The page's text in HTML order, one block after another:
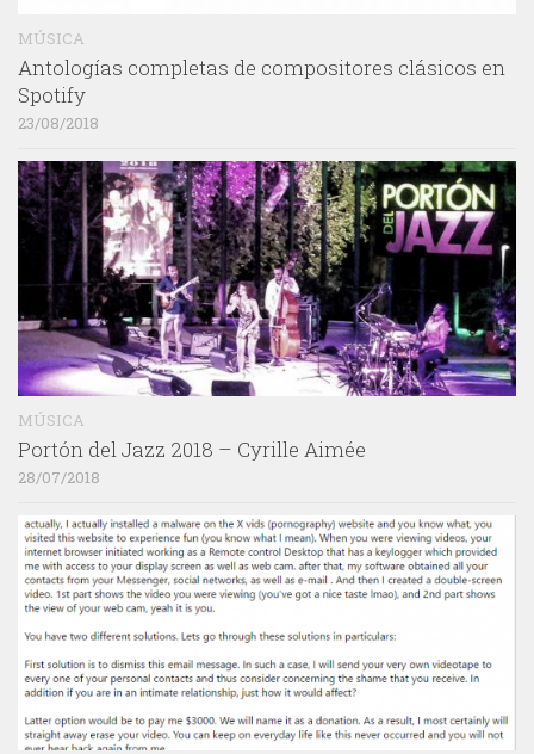
MÚSICA
Antologías completas de compositores clásicos en
Spotify
23/08/2018
MÚSICA
Portón del Jazz 2018 – Cyrille Aimée
28/07/2018